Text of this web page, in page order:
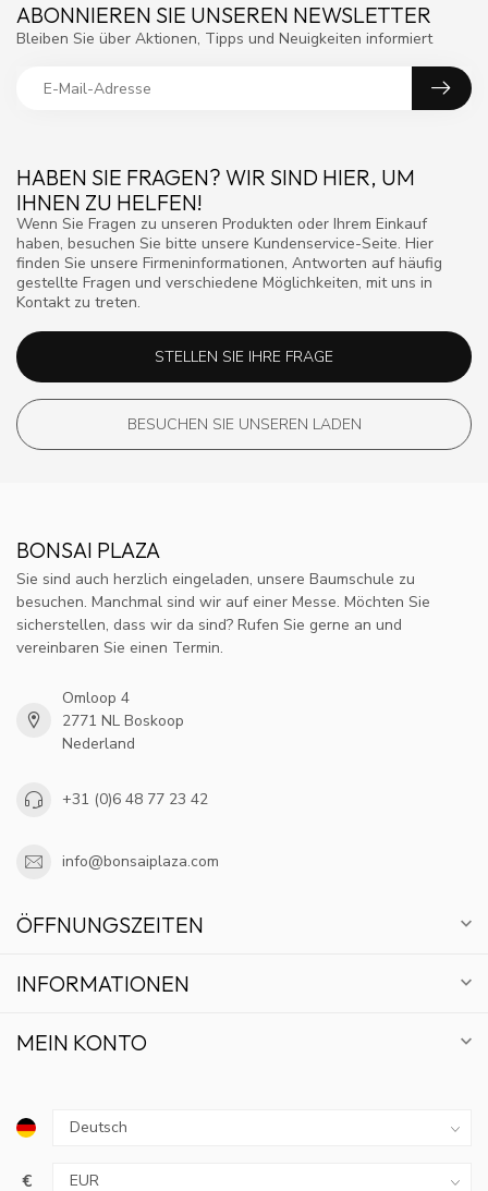
HABEN SIE FRAGEN? WIR SIND HIER, UM
IHNEN ZU HELFEN!
Wenn Sie Fragen zu unseren Produkten oder Ihrem Einkauf
haben, besuchen Sie bitte unsere Kundenservice-Seite. Hier
finden Sie unsere Firmeninformationen, Antworten auf häufig
gestellte Fragen und verschiedene Möglichkeiten, mit uns in
Kontakt zu treten.
STELLEN SIE IHRE FRAGE
BESUCHEN SIE UNSEREN LADEN
ABONNIEREN SIE UNSEREN NEWSLETTER
Bleiben Sie über Aktionen, Tipps und Neuigkeiten informiert
BONSAI PLAZA
Sie sind auch herzlich eingeladen, unsere Baumschule zu
besuchen. Manchmal sind wir auf einer Messe. Möchten Sie
sicherstellen, dass wir da sind? Rufen Sie gerne an und
vereinbaren Sie einen Termin.
Omloop 4
2771 NL Boskoop
Nederland
+31 (0)6 48 77 23 42
info@bonsaiplaza.com
ÖFFNUNGSZEITEN
INFORMATIONEN
MEIN KONTO
€